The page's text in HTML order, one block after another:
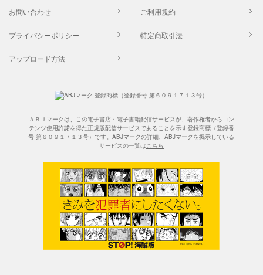
お問い合わせ ご利用規約
プライバシーポリシー 特定商取引法
アップロード方法
ＡＢＪマークは、この電子書店・電子書籍配信サービスが、著作権者からコン
テンツ使用許諾を得た正規版配信サービスであることを示す登録商標（登録番
号 第６０９１７１３号）です。ABJマークの詳細、ABJマークを掲示している
サービスの一覧はこちら